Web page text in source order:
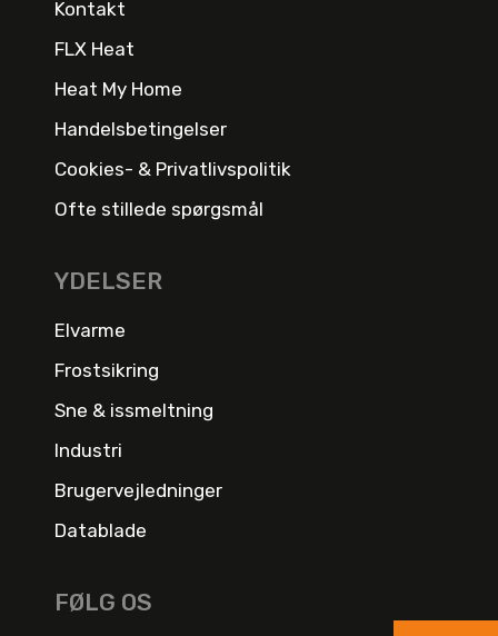
Kontakt
FLX Heat
Heat My Home
Handelsbetingelser
Cookies- & Privatlivspolitik
Ofte stillede spørgsmål
YDELSER
Elvarme
Frostsikring
Sne & issmeltning
Industri
Brugervejledninger
Datablade
FØLG OS